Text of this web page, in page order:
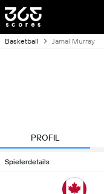
Basketball Jamal Murray
PROFIL
Spielerdetails